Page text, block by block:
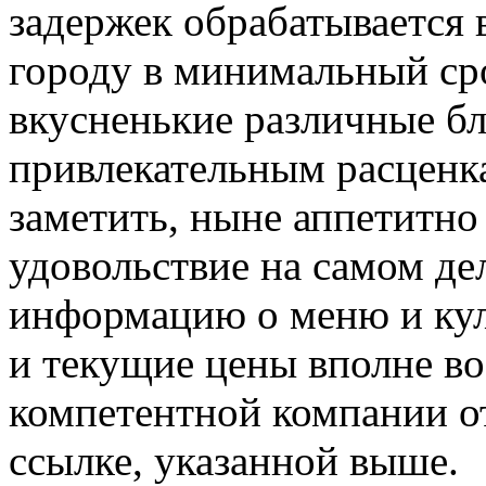
задержек
городу в минимальный
вкусненькие различные
привлекательным
заметить, ныне
удовольствие на самом
информацию о меню и
и текущие цены вполне
компетентной компании
ссылке, указанной выше.